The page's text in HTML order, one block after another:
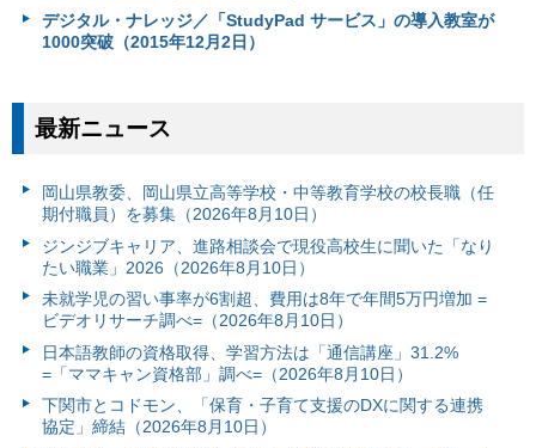
デジタル・ナレッジ／「StudyPad サービス」の導入教室が
1000突破（2015年12月2日）
最新ニュース
岡山県教委、岡山県立高等学校・中等教育学校の校長職（任
期付職員）を募集（2026年8月10日）
ジンジブキャリア、進路相談会で現役高校生に聞いた「なり
たい職業」2026（2026年8月10日）
未就学児の習い事率が6割超、費用は8年で年間5万円増加 =
ビデオリサーチ調べ=（2026年8月10日）
日本語教師の資格取得、学習方法は「通信講座」31.2%
=「ママキャン資格部」調べ=（2026年8月10日）
下関市とコドモン、「保育・子育て支援のDXに関する連携
協定」締結（2026年8月10日）